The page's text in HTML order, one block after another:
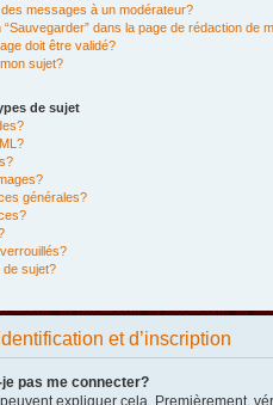
messages à un modérateur?
“Sauvegarder” dans la page de rédaction de
doit être validé?
sujet?
de sujet
générales?
sujet?
et d’inscription
pas me connecter?
expliquer cela. Premièrement,